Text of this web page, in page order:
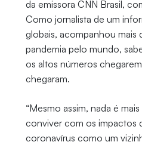
da emissora CNN Brasil,
Como jornalista de um
globais, acompanhou mais
pandemia pelo mundo,
os altos números
chegaram.
“Mesmo assim, nada é
conviver com os impactos
coronavírus como um